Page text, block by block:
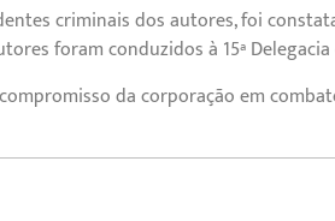
criminais dos autores, foi
foram conduzidos à 15ª
da corporação em